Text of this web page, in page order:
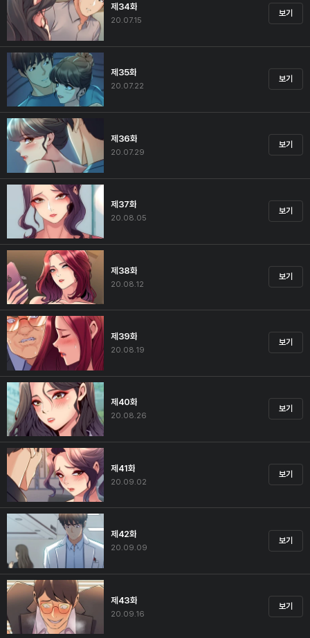
제34화
20.07.15
보기
제35화
20.07.22
보기
제36화
20.07.29
보기
제37화
20.08.05
보기
제38화
20.08.12
보기
제39화
20.08.19
보기
제40화
20.08.26
보기
제41화
20.09.02
보기
제42화
20.09.09
보기
제43화
20.09.16
보기